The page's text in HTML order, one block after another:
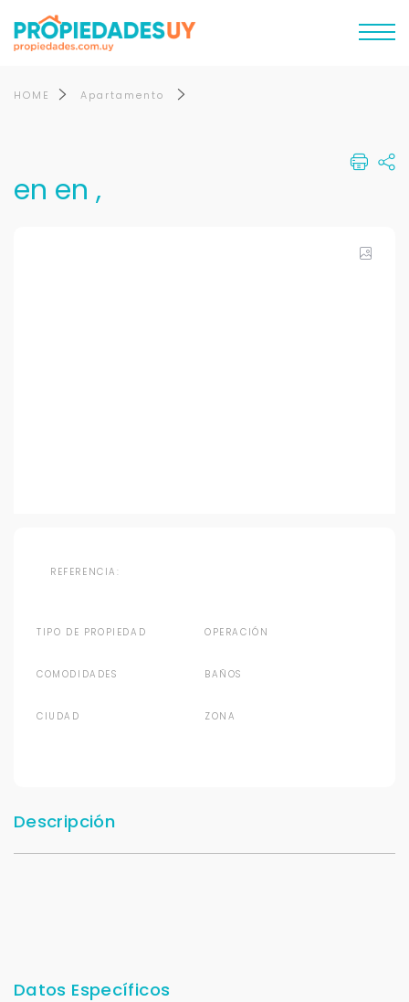
HOME Apartamento
en en ,
REFERENCIA:
TIPO DE PROPIEDAD OPERACIÓN
COMODIDADES BAÑOS
CIUDAD ZONA
Descripción
Datos Específicos